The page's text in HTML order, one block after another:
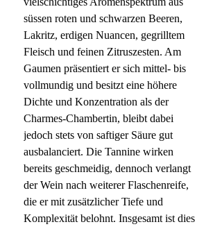
süssen roten und schwarzen Beeren,
Lakritz, erdigen Nuancen, gegrilltem
Fleisch und feinen Zitruszesten. Am
Gaumen präsentiert er sich mittel- bis
vollmundig und besitzt eine höhere
Dichte und Konzentration als der
Charmes-Chambertin, bleibt dabei
jedoch stets von saftiger Säure gut
ausbalanciert. Die Tannine wirken
bereits geschmeidig, dennoch verlangt
der Wein nach weiterer Flaschenreife,
die er mit zusätzlicher Tiefe und
Komplexität belohnt. Insgesamt ist dies